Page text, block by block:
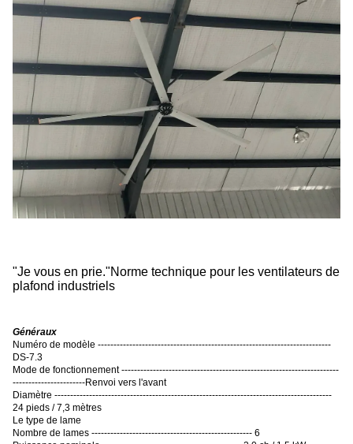
"Je vous en prie."Norme technique pour les ventilateurs de
plafond industriels
Généraux
Numéro de modèle --------------------------------------------------------------------------
DS-7.3
Mode de fonctionnement ---------------------------------------------------------------------
-----------------------Renvoi vers l'avant
Diamètre ----------------------------------------------------------------------------------------
24 pieds / 7,3 mètres
Le type de lame
Nombre de lames --------------------------------------------------- 6